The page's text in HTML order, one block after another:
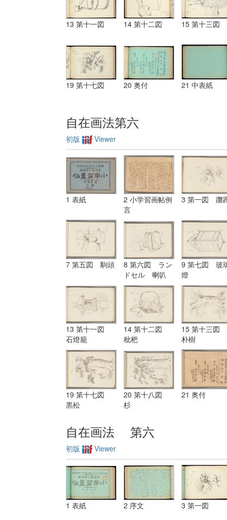
13 第十一図 14 第十二図 15 第十三図
19 第十七図 20 奥付 21 中表紙
自在画法第六
初版 Viewer
1 表紙
2 小学習画帖例
言
3 第一図 躑
7 第五図 駒頭
8 第六図 ラン
ドセル 喇叭
9 第七図 玻
燈
13 第十一図
石燈籠
14 第十二図
枇杷
15 第十三図
朴樹
19 第十七図
黒松
20 第十八図
杉
21 奥付
自在画法 第六
初版 Viewer
1 表紙 2 序文 3 第一図